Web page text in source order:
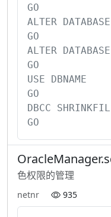
GO
ALTER
GO
ALTER
GO
USE DBNAME
GO
DBCC
GO
色权限的管理
netnr 935